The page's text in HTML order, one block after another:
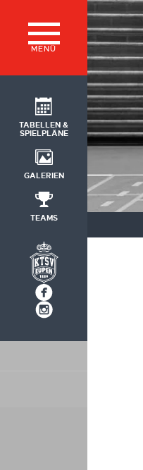
MENÜ
TABELLEN &
SPIELPLÄNE
GALERIEN
TEAMS